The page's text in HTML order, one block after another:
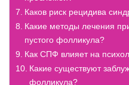
Каков риск рецидива
Какие методы лечения
пустого фолликула?
Как СПФ влияет на
Какие существуют
фолликула?